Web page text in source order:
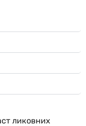
ликовних